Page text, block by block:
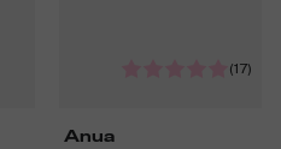
(17)
Anua